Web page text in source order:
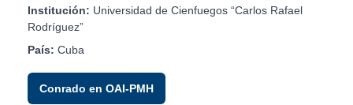
Institución: Universidad de Cienfuegos “Carlos Rafael
Rodríguez”
País: Cuba
Conrado en OAI-PMH